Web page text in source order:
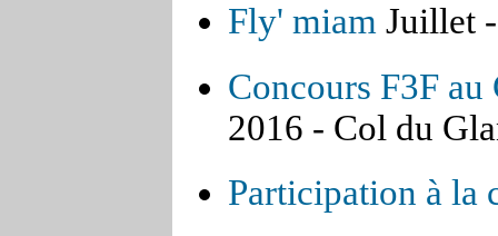
Fly' miam Juillet
Concours F3F
2016 - Col du
Participation à la